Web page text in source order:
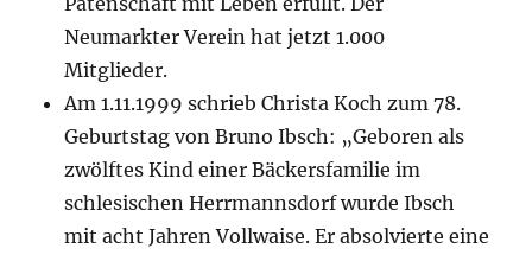
Neumarkter Verein hat jetzt 1.000
Mitglieder.
Am 1.11.1999 schrieb Christa Koch zum 78.
Geburtstag von Bruno Ibsch: „Geboren als
zwölftes Kind einer Bäckersfamilie im
schlesischen Herrmannsdorf wurde Ibsch
mit acht Jahren Vollwaise. Er absolvierte eine